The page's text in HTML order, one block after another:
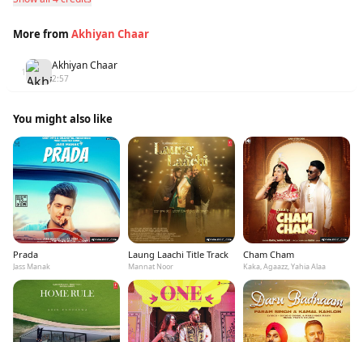
More from Akhiyan Chaar
1 Akhiyan Chaar
2:57
You might also like
Prada
Jass Manak
Laung Laachi Title Track
Mannat Noor
Cham Cham
Kaka, Agaazz, Yahia Alaa